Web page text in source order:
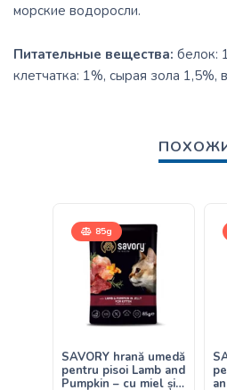
морские водоросли.
Питательные вещества: белок:
клетчатка: 1%, сырая зола 1,5%,
85g
SAVORY hrană umedă
pentru pisoi Lamb and
Pumpkin – cu miel și